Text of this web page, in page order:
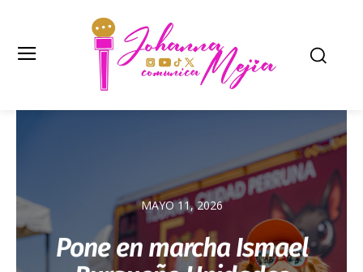
MAYO 11, 2026
Pone en marcha Ismael